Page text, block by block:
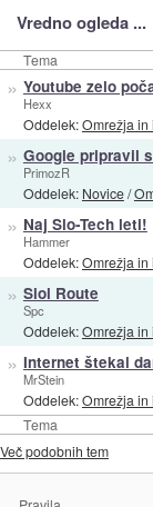
Vredno ogleda ...
Tema
Tema
» Youtube zelo
Hexx
Oddelek:Omrežja in
» Google pripravil
PrimozR
Oddelek: Novice/
» Naj Slo-Tech leti!
Hammer
Oddelek:Omrežja in
» Siol Route
Spc
Oddelek:Omrežja in
» Internet štekal
MrStein
Oddelek:Omrežja in
Več podobnih tem